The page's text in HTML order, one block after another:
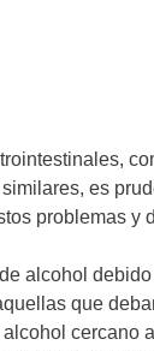
es
problemas y
alcohol
que
cercano